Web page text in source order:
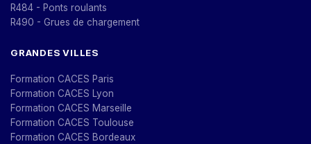
R484 - Ponts roulants
R490 - Grues de chargement
GRANDES VILLES
Formation CACES Paris
Formation CACES Lyon
Formation CACES Marseille
Formation CACES Toulouse
Formation CACES Bordeaux